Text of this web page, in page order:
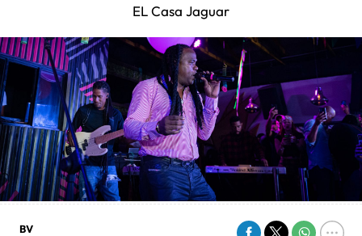
EL Casa Jaguar
BV